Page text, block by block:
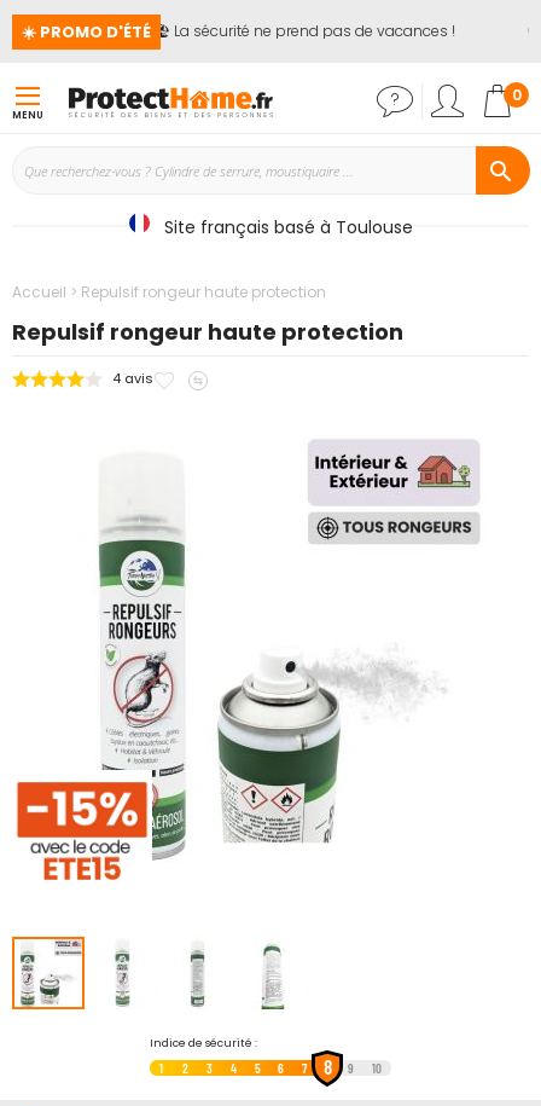
☀️ PROMO D'ÉTÉ🏖️ La sécurité ne prend pas de vacances ! 📢
MENU
0
Site français basé à Toulouse
Accueil Repulsif rongeur haute protection
Repulsif rongeur haute protection
4 avis
Ajouter
Indice de sécurité :
1 2 3 4 5 6 7 8 9 10